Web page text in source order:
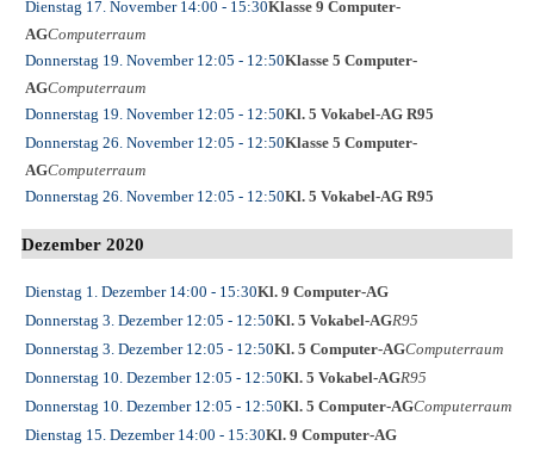
Dienstag 17. November14:00 - 15:30Klasse 9 Computer-
AGComputerraum
Donnerstag 19. November12:05 - 12:50Klasse 5 Computer-
AGComputerraum
Donnerstag 19. November12:05 - 12:50Kl. 5 Vokabel-AG R95
Donnerstag 26. November12:05 - 12:50Klasse 5 Computer-
AGComputerraum
Donnerstag 26. November12:05 - 12:50Kl. 5 Vokabel-AG R95
Dezember 2020
Dienstag 1. Dezember14:00 - 15:30Kl. 9 Computer-AG
Donnerstag 3. Dezember12:05 - 12:50Kl. 5 Vokabel-AGR95
Donnerstag 3. Dezember12:05 - 12:50Kl. 5 Computer-AGComputerraum
Donnerstag 10. Dezember12:05 - 12:50Kl. 5 Vokabel-AGR95
Donnerstag 10. Dezember12:05 - 12:50Kl. 5 Computer-AGComputerraum
Dienstag 15. Dezember14:00 - 15:30Kl. 9 Computer-AG